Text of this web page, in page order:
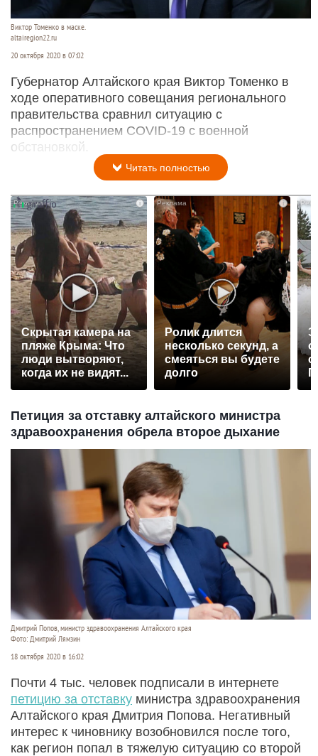
Виктор Томенко в маске.
altairegion22.ru
20 октября 2020 в 07:02
Губернатор Алтайского края Виктор Томенко в
ходе оперативного совещания регионального
правительства сравнил ситуацию с
распространением COVID-19 с военной
обстановкой.
Читать полностью
i
Скрытая камера на
пляже Крыма: Что
люди вытворяют,
когда их не видят...
Ролик длится
несколько секунд, а
смеяться вы будете
долго
Петиция за отставку алтайского министра
здравоохранения обрела второе дыхание
Дмитрий Попов, министр здравоохранения Алтайского края
Фото: Дмитрий Лямзин
18 октября 2020 в 16:02
Почти 4 тыс. человек подписали в интернете
петицию за отставку министра здравоохранения
Алтайского края Дмитрия Попова. Негативный
интерес к чиновнику возобновился после того,
как регион попал в тяжелую ситуацию со второй